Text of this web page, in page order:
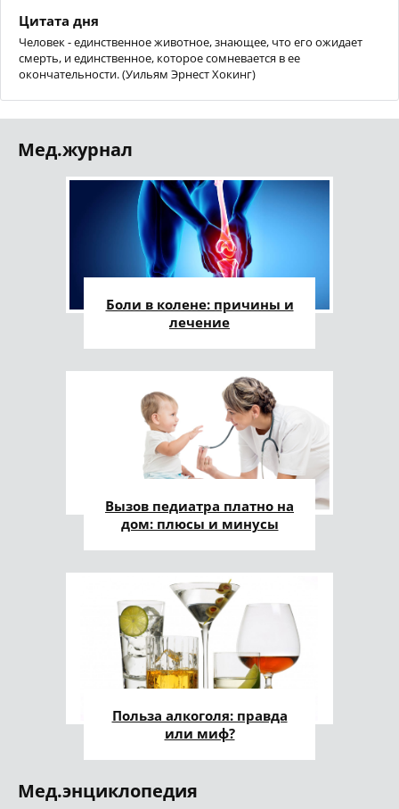
Цитата дня
Человек - единственное животное, знающее, что его ожидает
смерть, и единственное, которое сомневается в ее
окончательности. (Уильям Эрнест Хокинг)
Мед.журнал
Боли в колене: причины и
лечение
Вызов педиатра платно на
дом: плюсы и минусы
Польза алкоголя: правда
или миф?
Мед.энциклопедия